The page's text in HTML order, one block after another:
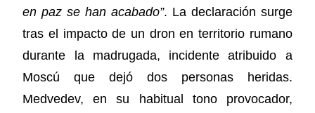
en paz se han acabado”. La declaración surge
tras el impacto de un dron en territorio rumano
durante la madrugada, incidente atribuido a
Moscú que dejó dos personas heridas.
Medvedev, en su habitual tono provocador,